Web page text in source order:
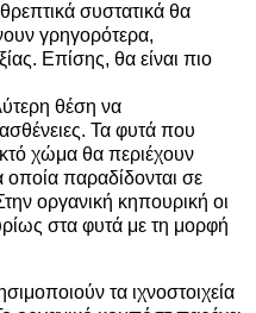
συστατικά θα
γρηγορότερα,
Επίσης, θα είναι πιο
θέση να
Τα φυτά που
χώμα θα περιέχουν
οποία παραδίδονται σε
οργανική κηπουρική οι
στα φυτά με τη μορφή
τα ιχνοστοιχεία